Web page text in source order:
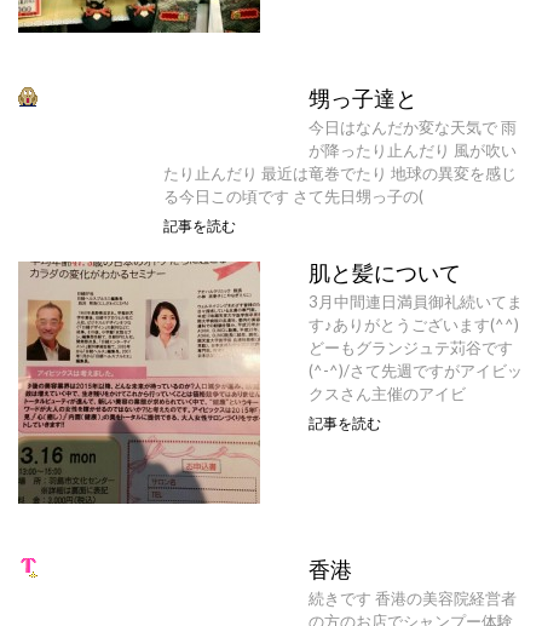
甥っ子達と
今日はなんだか変な天気で 雨
が降ったり止んだり 風が吹い
たり止んだり 最近は竜巻でたり 地球の異変を感じ
る今日この頃です さて先日甥っ子の(
記事を読む
肌と髪について
3月中間連日満員御礼続いてま
す♪ありがとうございます(^^)
どーもグランジュテ苅谷です
(^-^)/さて先週ですがアイビッ
クスさん主催のアイビ
記事を読む
香港
続きです 香港の美容院経営者
の方のお店でシャンプー体験